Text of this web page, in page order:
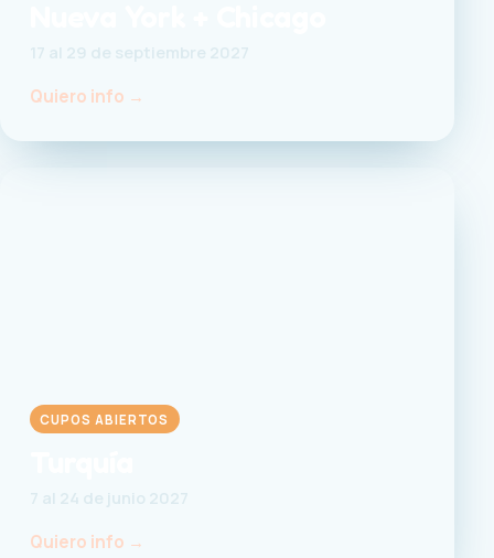
17 al 29 de septiembre 2027
Quiero info →
CUPOS ABIERTOS
7 al 24 de junio 2027
Quiero info →